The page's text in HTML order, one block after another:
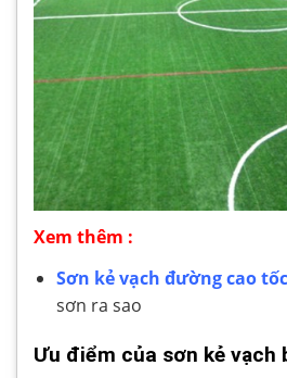
Xem thêm :
Sơn kẻ vạch đường cao tốc
sơn ra sao
Ưu điểm của sơn kẻ vạch